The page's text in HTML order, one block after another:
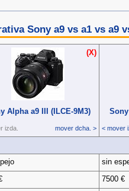
Sony a9 vs a1 vs a9
(X)
Alpha a9 III (ILCE‑9M3)
izda. mover dcha. > < mover
sin
7500 €